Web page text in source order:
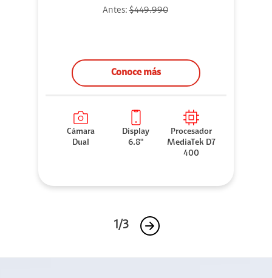
Antes:$449.990
Conoce más
Cámara
Dual
Display
6.8"
Procesador
MediaTek D7
400
1/3